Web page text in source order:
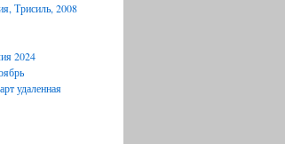
Трисиль, 2008
2024
удаленная